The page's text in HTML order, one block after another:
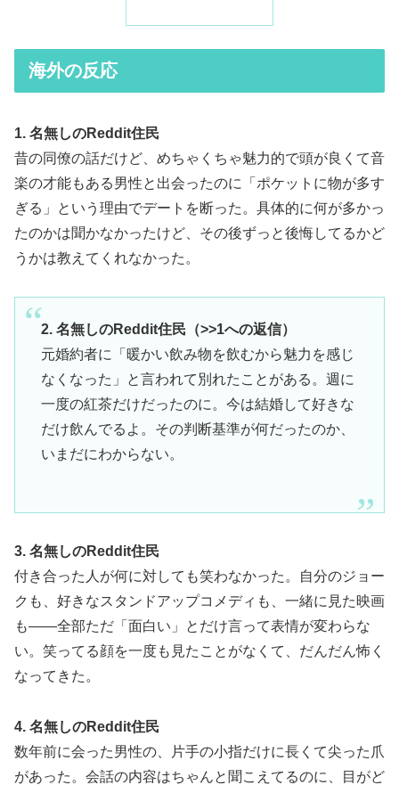
海外の反応
1. 名無しのReddit住民
昔の同僚の話だけど、めちゃくちゃ魅力的で頭が良くて音
楽の才能もある男性と出会ったのに「ポケットに物が多す
ぎる」という理由でデートを断った。具体的に何が多かっ
たのかは聞かなかったけど、その後ずっと後悔してるかど
うかは教えてくれなかった。
2. 名無しのReddit住民（>>1への返信）
元婚約者に「暖かい飲み物を飲むから魅力を感じ
なくなった」と言われて別れたことがある。週に
一度の紅茶だけだったのに。今は結婚して好きな
だけ飲んでるよ。その判断基準が何だったのか、
いまだにわからない。
3. 名無しのReddit住民
付き合った人が何に対しても笑わなかった。自分のジョー
クも、好きなスタンドアップコメディも、一緒に見た映画
も——全部ただ「面白い」とだけ言って表情が変わらな
い。笑ってる顔を一度も見たことがなくて、だんだん怖く
なってきた。
4. 名無しのReddit住民
数年前に会った男性の、片手の小指だけに長くて尖った爪
があった。会話の内容はちゃんと聞こえてるのに、目がど